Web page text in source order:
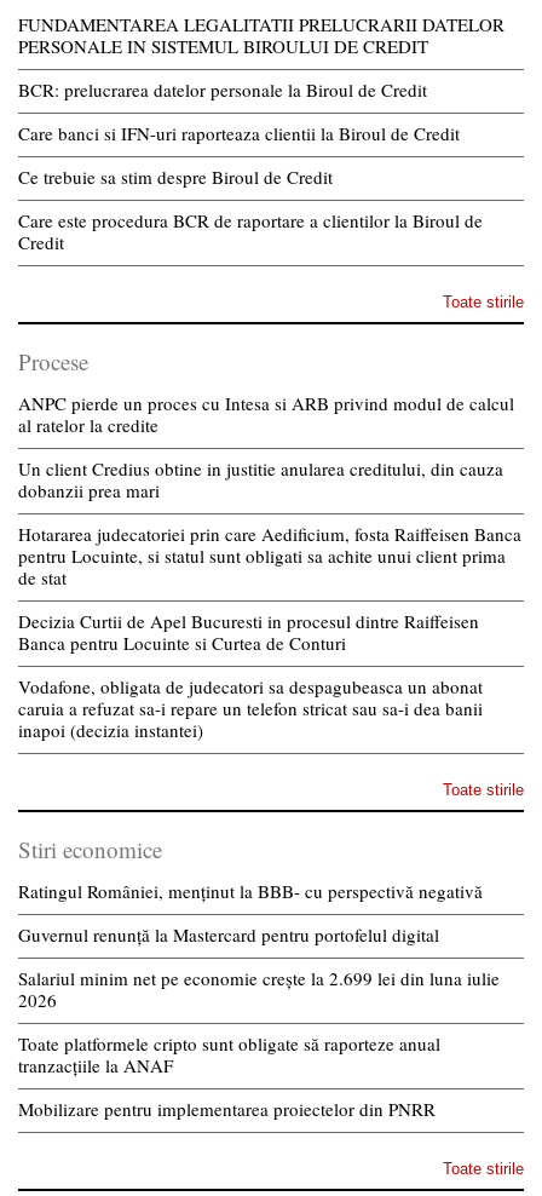
FUNDAMENTAREA LEGALITATII PRELUCRARII DATELOR
PERSONALE IN SISTEMUL BIROULUI DE CREDIT
BCR: prelucrarea datelor personale la Biroul de Credit
Care banci si IFN-uri raporteaza clientii la Biroul de Credit
Ce trebuie sa stim despre Biroul de Credit
Care este procedura BCR de raportare a clientilor la Biroul de
Credit
Toate stirile
Procese
ANPC pierde un proces cu Intesa si ARB privind modul de calcul
al ratelor la credite
Un client Credius obtine in justitie anularea creditului, din cauza
dobanzii prea mari
Hotararea judecatoriei prin care Aedificium, fosta Raiffeisen Banca
pentru Locuinte, si statul sunt obligati sa achite unui client prima
de stat
Decizia Curtii de Apel Bucuresti in procesul dintre Raiffeisen
Banca pentru Locuinte si Curtea de Conturi
Vodafone, obligata de judecatori sa despagubeasca un abonat
caruia a refuzat sa-i repare un telefon stricat sau sa-i dea banii
inapoi (decizia instantei)
Toate stirile
Stiri economice
Ratingul României, menținut la BBB- cu perspectivă negativă
Guvernul renunță la Mastercard pentru portofelul digital
Salariul minim net pe economie crește la 2.699 lei din luna iulie
2026
Toate platformele cripto sunt obligate să raporteze anual
tranzacțiile la ANAF
Mobilizare pentru implementarea proiectelor din PNRR
Toate stirile